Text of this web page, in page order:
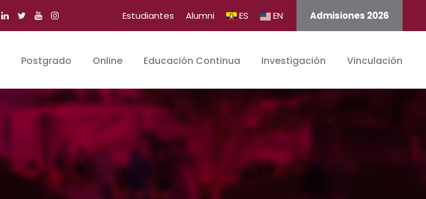
Estudiantes Alumni ES EN Admisiones 2026
Postgrado Online Educación Continua Investigación Vinculación